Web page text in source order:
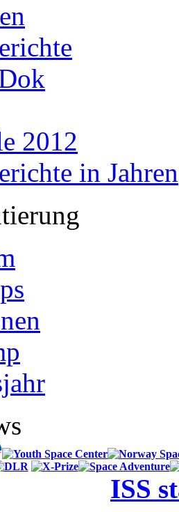
2012
in Jahren
ISS